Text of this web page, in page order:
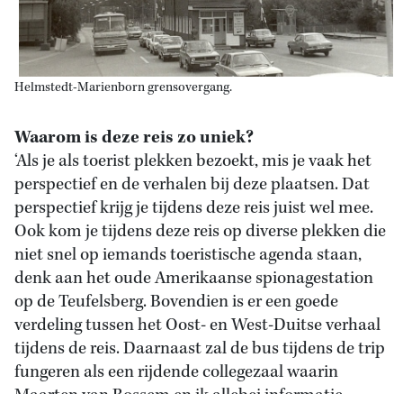
Helmstedt-Marienborn grensovergang.
Waarom is deze reis zo uniek?
‘Als je als toerist plekken bezoekt, mis je vaak het
perspectief en de verhalen bij deze plaatsen. Dat
perspectief krijg je tijdens deze reis juist wel mee.
Ook kom je tijdens deze reis op diverse plekken die
niet snel op iemands toeristische agenda staan,
denk aan het oude Amerikaanse spionagestation
op de Teufelsberg. Bovendien is er een goede
verdeling tussen het Oost- en West-Duitse verhaal
tijdens de reis. Daarnaast zal de bus tijdens de trip
fungeren als een rijdende collegezaal waarin